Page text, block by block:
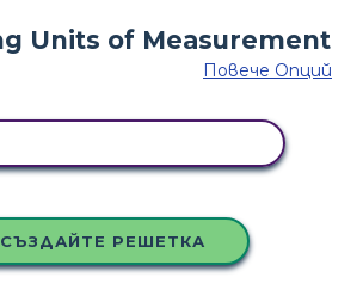
Повече Опций
СЪЗДАЙТЕ РЕШЕТКА